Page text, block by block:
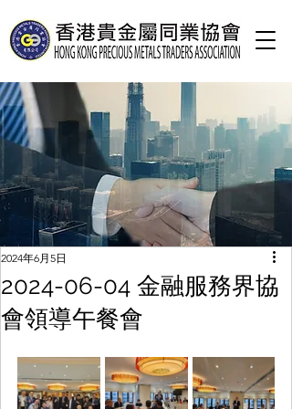
2024-06-04 金融服務界協
會領導午餐會
2024年6月5日